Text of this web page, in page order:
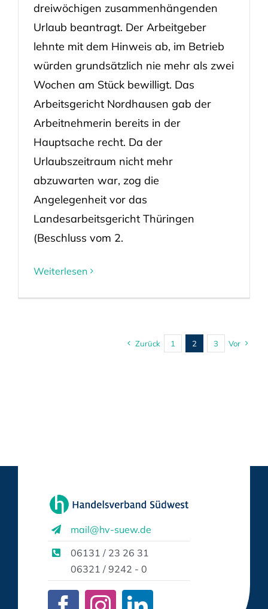
dreiwöchigen zusammenhängenden
Urlaub beantragt. Der Arbeitgeber
lehnte mit dem Hinweis ab, im Betrieb
würden grundsätzlich nie mehr als zwei
Wochen am Stück bewilligt. Das
Arbeitsgericht Nordhausen gab der
Arbeitnehmerin bereits in der
Hauptsache recht. Da der
Urlaubszeitraum nicht mehr
abzuwarten war, zog die
Angelegenheit vor das
Landesarbeitsgericht Thüringen
(Beschluss vom 2.
Weiterlesen
Zurück 1 2 3 Vor
mail@hv-suew.de
06131 / 23 26 31
06321 / 9242 - 0